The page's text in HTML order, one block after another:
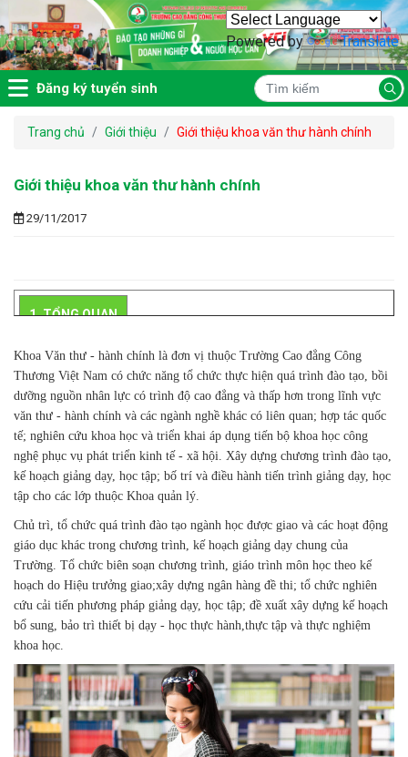
Powered by Translate
Đăng ký tuyển sinh
Trang chủ Giới thiệu Giới thiệu khoa văn thư hành chính
Giới thiệu khoa văn thư hành chính
29/11/2017
1. TỔNG QUAN
Khoa Văn thư - hành chính là đơn vị thuộc Trường Cao đẳng Công
Thương Việt Nam có chức năng tổ chức thực hiện quá trình đào tạo, bồi
dưỡng nguồn nhân lực có trình độ cao đẳng và thấp hơn trong lĩnh vực
văn thư - hành chính và các ngành nghề khác có liên quan; hợp tác quốc
tế; nghiên cứu khoa học và triển khai áp dụng tiến bộ khoa học công
nghệ phục vụ phát triển kinh tế - xã hội. Xây dựng chương trình đào tạo,
kế hoạch giảng dạy, học tập; bố trí và điều hành tiến trình giảng dạy, học
tập cho các lớp thuộc Khoa quản lý.
Chủ trì, tổ chức quá trình đào tạo ngành học được giao và các hoạt động
giáo dục khác trong chương trình, kế hoạch giảng dạy chung của
Trường. Tổ chức biên soạn chương trình, giáo trình môn học theo kế
hoạch do Hiệu trưởng giao;xây dựng ngân hàng đề thi; tổ chức nghiên
cứu cải tiến phương pháp giảng dạy, học tập; đề xuất xây dựng kế hoạch
bổ sung, bảo trì thiết bị dạy - học thực hành,thực tập và thực nghiệm
khoa học.